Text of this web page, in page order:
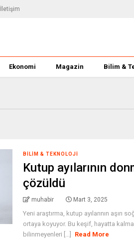
İletişim
Ekonomi Magazin Bilim &
BILIM & TEKNOLOJI
Kutup ayılarının
çözüldü
muhabir Mart 3, 2025
Yeni araştırma, kutup ayılarının aşırı
ortaya koyuyor. Bu keşif, hayatta
bilinmeyenleri [...]
Read More